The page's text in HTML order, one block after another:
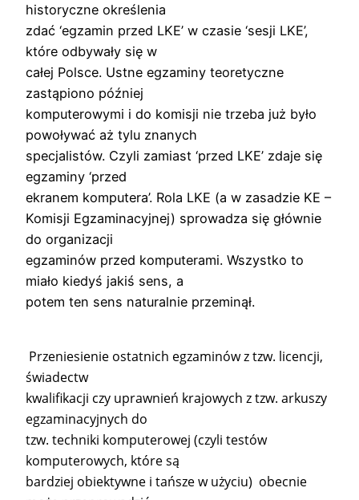
historyczne określenia
zdać ‘egzamin przed LKE’ w czasie ‘sesji LKE’,
które odbywały się w
całej Polsce. Ustne egzaminy teoretyczne
zastąpiono później
komputerowymi i do komisji nie trzeba już było
powoływać aż tylu znanych
specjalistów. Czyli zamiast ‘przed LKE’ zdaje się
egzaminy ‘przed
ekranem komputera’. Rola LKE (a w zasadzie KE –
Komisji Egzaminacyjnej) sprowadza się głównie
do organizacji
egzaminów przed komputerami. Wszystko to
miało kiedyś jakiś sens, a
potem ten sens naturalnie przeminął.
Przeniesienie ostatnich egzaminów z tzw. licencji,
świadectw
kwalifikacji czy uprawnień krajowych z tzw. arkuszy
egzaminacyjnych do
tzw. techniki komputerowej (czyli testów
komputerowych, które są
bardziej obiektywne i tańsze w użyciu) obecnie